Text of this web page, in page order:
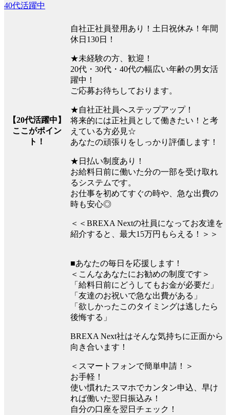
40代活躍中
【20代活躍中】
ここがポイン
ト！
自社正社員登用あり！土日祝休み！年間
休日130日！
★未経験の方、歓迎！
20代・30代・40代の幅広い年齢の男女活
躍中！
ご応募お待ちしております。
★自社正社員へステップアップ！
将来的には正社員として働きたい！と考
えている方必見☆
あなたの頑張りをしっかり評価します！
★日払い制度あり！
お給料日前に働いた分の一部を受け取れ
るシステムです。
お仕事を初めてすぐの時や、急な出費の
時も安心◎
＜＜BREXA Nextの社員になってお友達を
紹介すると、最大15万円もらえる！＞＞
■あなたの毎日を応援します！
＜こんなあなたにお勧めの制度です＞
「給料日前にどうしてもお金が必要だ」
「友達のお祝いで急な出費がある」
「欲しかったこのタイミングは逃したら
後悔する」
BREXA Next社はそんな気持ちに正面から
向き合います！
＜スマートフォンで簡単申請！＞
お手軽！
使い慣れたスマホでカンタン申込、早け
れば働いた翌日振込み！
自分の口座を翌日チェック！